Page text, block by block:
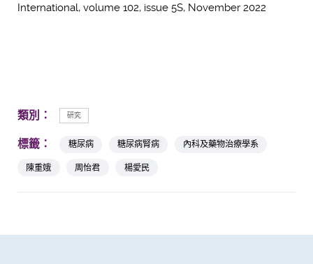
International, volume 102, issue 5S, November 2022
類別： 研究
標籤： 糖尿病 糖尿病腎病
內科及藥物治療學系
陳重娥
周怡君 楊愛民